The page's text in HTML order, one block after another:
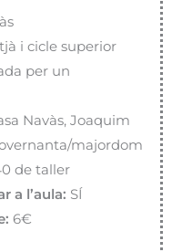
i cicle superior
per un
Navàs, Joaquim
majordom
de taller
a l’aula: SÍ
6€